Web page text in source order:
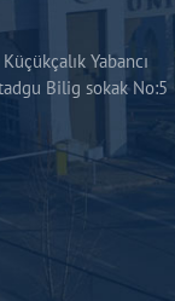
Yabancı
Bilig sokak No:5